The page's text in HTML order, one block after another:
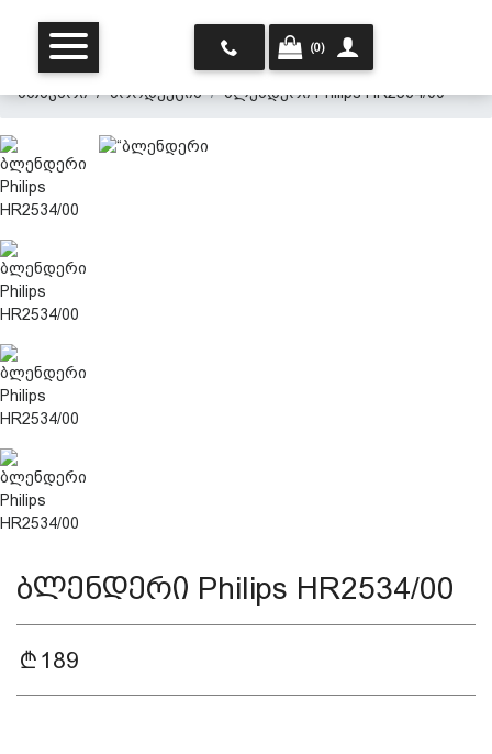
მთავარი
პროდუქცია
პერსონალურ მონაცემთა
(0)
მთავარი პროდუქცია ბლენდერი Philips HR2534/00
ბლენდერი Philips HR2534/00
189